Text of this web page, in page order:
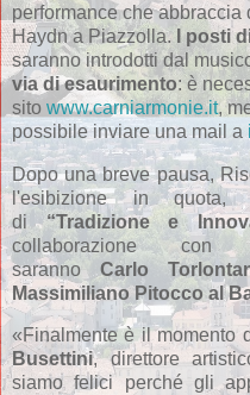
performance che
Haydn a Piazzolla.
I posti
saranno introdotti dal
via di esaurimento: è
sito www.carniarmonie.it,
possibile inviare una mail a
Dopo una breve pausa,
l'esibizione in quota,
di “Tradizione e
collaborazione con
sarannoCarlo
Massimiliano Pitocco al
«Finalmente è il momento
Busettini, direttore
siamo felici perché gli